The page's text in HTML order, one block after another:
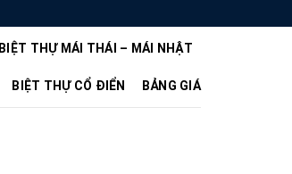
BIỆT THỰ MÁI THÁI – MÁI NHẬT
BIỆT THỰ CỔ ĐIỂN BẢNG GIÁ